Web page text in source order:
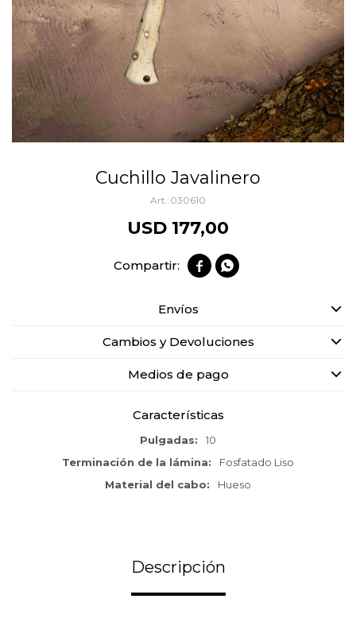
Cuchillo Javalinero
030610
USD 177,00
 
Envíos
Cambios y Devoluciones
Medios de pago
Características
Pulgadas
10
Terminación de la lámina
Fosfatado Liso
Material del cabo
Hueso
Descripción